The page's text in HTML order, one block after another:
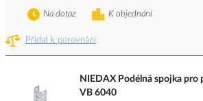
Přidat k porovnání
K objednání
Na dotaz
NIEDAX Podélná spojka pro
VB 6040